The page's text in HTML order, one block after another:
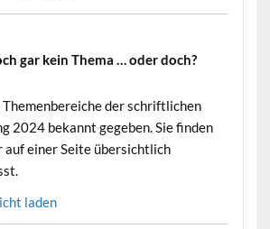
gar kein Thema … oder doch?•
Themenbereiche der schriftlichen
2024 bekannt gegeben. Sie finden
auf einer Seite übersichtlich
laden